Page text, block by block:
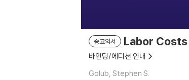
중고외서 Labor
바인딩/에디션 안내
Golub, Stephen S.